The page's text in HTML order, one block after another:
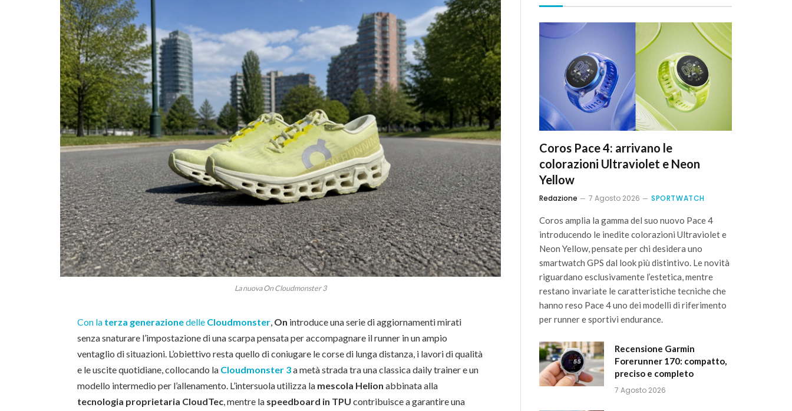
La nuova On Cloudmonster 3
Con la terza generazionedelle Cloudmonster, On introduce una serie di aggiornamenti mirati
senza snaturare l’impostazione di una scarpa pensata per accompagnare il runner in un ampio
ventaglio di situazioni. L’obiettivo resta quello di coniugare le corse di lunga distanza, i lavori di qualità
e le uscite quotidiane, collocando la Cloudmonster 3a metà strada tra una classica daily trainer e un
modello intermedio per l’allenamento. L’intersuola utilizza la mescola Helionabbinata alla
tecnologia proprietaria CloudTec, mentre la speedboard in TPU contribuisce a garantire una
Coros Pace 4: arrivano le
colorazioni Ultraviolet e Neon
Yellow
Redazione 7 Agosto 2026 SPORTWATCH
Coros amplia la gamma del suo nuovo Pace 4
introducendo le inedite colorazioni Ultraviolet e
Neon Yellow, pensate per chi desidera uno
smartwatch GPS dal look più distintivo. Le novità
riguardano esclusivamente l’estetica, mentre
restano invariate le caratteristiche tecniche che
hanno reso Pace 4 uno dei modelli di riferimento
per runner e sportivi endurance.
Recensione Garmin
Forerunner 170: compatto,
preciso e completo
7 Agosto 2026